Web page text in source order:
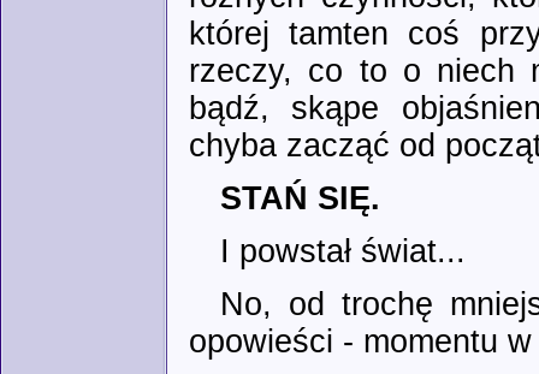
której tamten coś
rzeczy, co to o niech
bądź, skąpe
chyba zacząć od
STAŃ SIĘ.
I powstał świat...
No, od trochę
opowieści - momentu